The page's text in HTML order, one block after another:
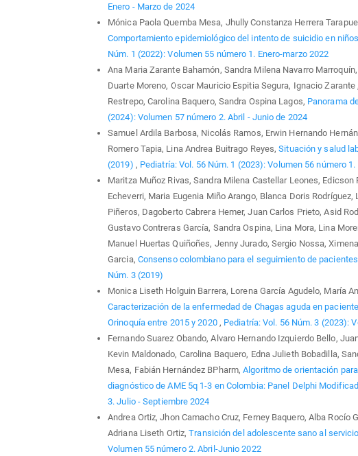
Enero - Marzo de 2024
Mónica Paola Quemba Mesa, Jhully Constanza Herrera
Comportamiento epidemiológico del intento de suicidio en
Núm. 1 (2022): Volumen 55 número 1. Enero-marzo 2022
Ana Maria Zarante Bahamón, Sandra Milena Navarro
Duarte Moreno, Oscar Mauricio Espitia Segura, Ignacio
Restrepo, Carolina Baquero, Sandra Ospina Lagos, Panorama
(2024): Volumen 57 número 2. Abril - Junio de 2024
Samuel Ardila Barbosa, Nicolás Ramos, Erwin Hernando
Romero Tapia, Lina Andrea Buitrago Reyes,Situación y salud
(2019) , Pediatría: Vol. 56 Núm. 1 (2023): Volumen 56 número
Maritza Muñoz Rivas, Sandra Milena Castellar Leones,
Echeverri, Maria Eugenia Miño Arango, Blanca Doris
Piñeros, Dagoberto Cabrera Hemer, Juan Carlos Prieto, Asid
Gustavo Contreras García, Sandra Ospina, Lina Mora, Lina
Manuel Huertas Quiñoñes, Jenny Jurado, Sergio Nossa,
Garcia, Consenso colombiano para el seguimiento de
Núm. 3 (2019)
Monica Liseth Holguin Barrera, Lorena García Agudelo, María
Caracterización de la enfermedad de Chagas aguda en
Orinoquía entre 2015 y 2020 , Pediatría: Vol. 56 Núm. 3 (2023):
Fernando Suarez Obando, Alvaro Hernando Izquierdo Bello,
Kevin Maldonado, Carolina Baquero, Edna Julieth Bobadilla,
Mesa, Fabián Hernández BPharm,Algoritmo de orientación
diagnóstico de AME 5q 1-3 en Colombia: Panel Delphi
3. Julio - Septiembre 2024
Andrea Ortiz, Jhon Camacho Cruz, Ferney Baquero, Alba Rocío
Adriana Liseth Ortiz,Transición del adolescente sano al
Volumen 55 número 2. Abril-Junio 2022